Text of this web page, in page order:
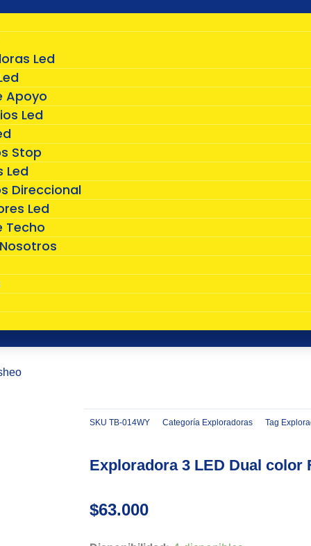
Led
Apoyo
Led
Stop
Led
Direccional
Led
Techo
SKU TB-014WY Categoría Exploradoras Tag
Exploradora 3 LED Dual color
$63.000